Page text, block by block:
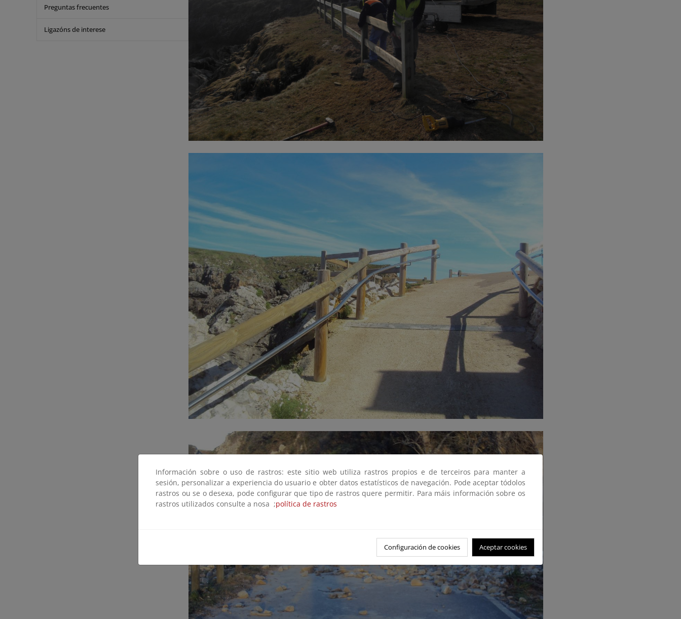
Preguntas frecuentes
Ligazóns de interese
Información sobre o uso de rastros: este sitio web utiliza rastros propios e de terceiros para manter a
sesión, personalizar a experiencia do usuario e obter datos estatísticos de navegación. Pode aceptar tódolos
rastros ou se o desexa, pode configurar que tipo de rastros quere permitir. Para máis información sobre os
rastros utilizados consulte a nosa ;política de rastros
Configuración de cookies Aceptar cookies